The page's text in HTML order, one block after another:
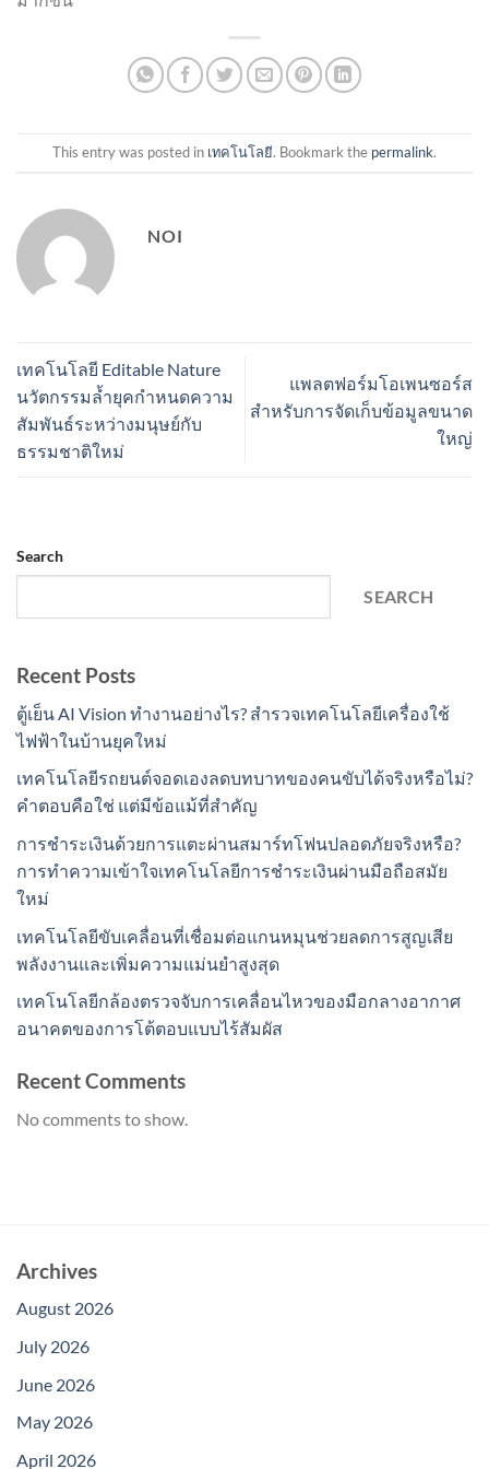
This entry was posted in เทคโนโลยี. Bookmark the permalink.
NOI
เทคโนโลยี Editable Nature
นวัตกรรมล้ำยุคกำหนดความ
สัมพันธ์ระหว่างมนุษย์กับ
ธรรมชาติใหม่
แพลตฟอร์มโอเพนซอร์ส
สำหรับการจัดเก็บข้อมูลขนาด
ใหญ่
Search
SEARCH
Recent Posts
ตู้เย็น AI Vision ทำงานอย่างไร? สำรวจเทคโนโลยีเครื่องใช้
ไฟฟ้าในบ้านยุคใหม่
เทคโนโลยีรถยนต์จอดเองลดบทบาทของคนขับได้จริงหรือไม่?
คำตอบคือใช่ แต่มีข้อแม้ที่สำคัญ
การชำระเงินด้วยการแตะผ่านสมาร์ทโฟนปลอดภัยจริงหรือ?
การทำความเข้าใจเทคโนโลยีการชำระเงินผ่านมือถือสมัย
ใหม่
เทคโนโลยีขับเคลื่อนที่เชื่อมต่อแกนหมุนช่วยลดการสูญเสีย
พลังงานและเพิ่มความแม่นยำสูงสุด
เทคโนโลยีกล้องตรวจจับการเคลื่อนไหวของมือกลางอากาศ
อนาคตของการโต้ตอบแบบไร้สัมผัส
Recent Comments
No comments to show.
Archives
August 2026
July 2026
June 2026
May 2026
April 2026